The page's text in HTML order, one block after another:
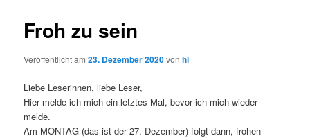
Froh zu sein
Veröffentlicht am23. Dezember 2020vonhl
Liebe Leserinnen, liebe Leser,
Hier melde ich mich ein letztes Mal, bevor ich mich wieder
melde.
Am MONTAG (das ist der 27. Dezember) folgt dann, frohen